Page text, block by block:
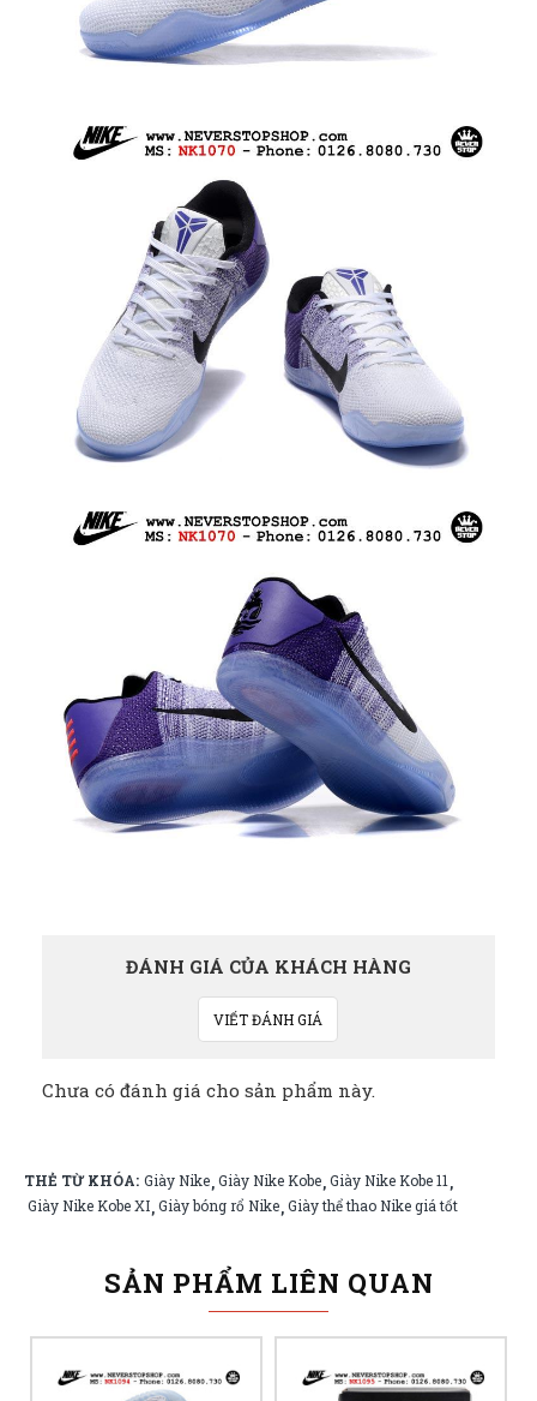
ĐÁNH GIÁ CỦA KHÁCH HÀNG
VIẾT ĐÁNH GIÁ
Chưa có đánh giá cho sản phẩm này.
THẺ TỪ KHÓA: Giày Nike,Giày Nike Kobe,Giày Nike Kobe 11 ,
Giày Nike Kobe XI,Giày bóng rổ Nike,Giày thể thao Nike giá tốt
SẢN PHẨM LIÊN QUAN